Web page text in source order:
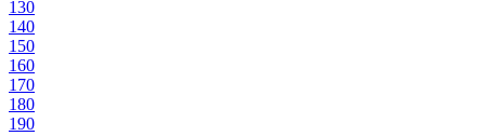
130
140
150
160
170
180
190